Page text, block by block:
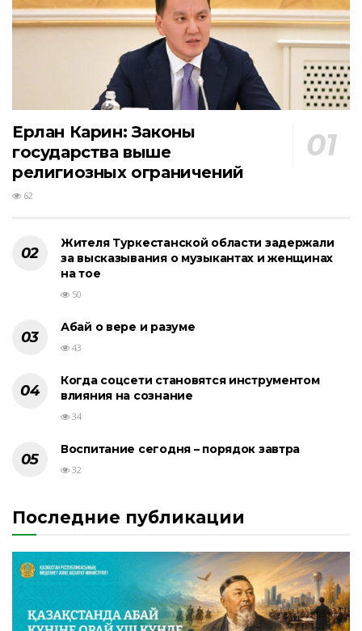
Ерлан Карин: Законы
государства выше
религиозных ограничений
62
Жителя Туркестанской области задержали
за высказывания о музыкантах и женщинах
на тое
50
Абай о вере и разуме
43
Когда соцсети становятся инструментом
влияния на сознание
34
Воспитание сегодня – порядок завтра
32
Последние публикации